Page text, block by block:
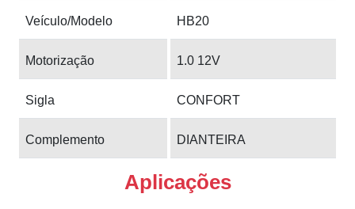
Veículo/Modelo HB20
Motorização 1.0 12V
Sigla CONFORT
Complemento DIANTEIRA
Aplicações